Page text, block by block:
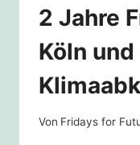
2 Jahre
Köln
Von Fridays for